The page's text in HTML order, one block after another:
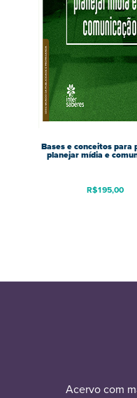
Bases e conceitos para
planejar mídia e
R$195,00
Acervo com